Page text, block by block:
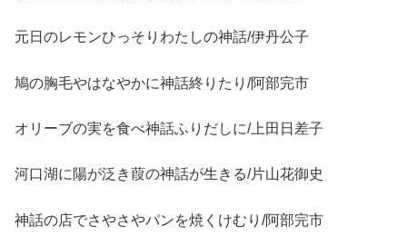
元日のレモンひっそりわたしの神話/伊丹公子
鳩の胸毛やはなやかに神話終りたり/阿部完市
オリーブの実を食べ神話ふりだしに/上田日差子
河口湖に陽が泛き葭の神話が生きる/片山花御史
神話の店でさやさやパンを焼くけむり/阿部完市